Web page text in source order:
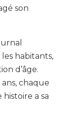
son
habitants,
d’âge.
ans, chaque
a sa